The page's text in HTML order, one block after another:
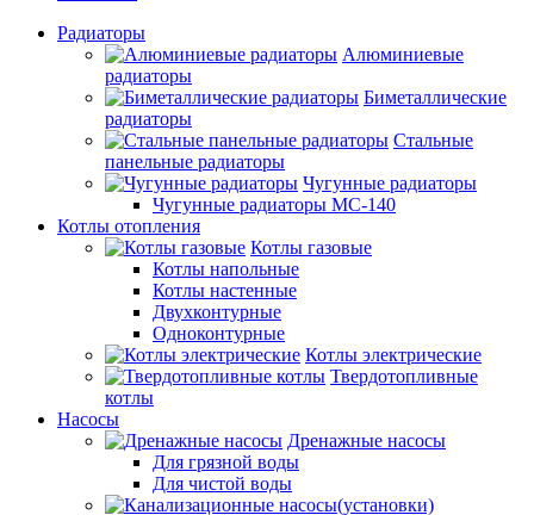
Радиаторы
Алюминиевые
радиаторы
Биметаллические
радиаторы
Стальные
панельные радиаторы
Чугунные радиаторы
Чугунные радиаторы МС-140
Котлы отопления
Котлы газовые
Котлы напольные
Котлы настенные
Двухконтурные
Одноконтурные
Котлы электрические
Твердотопливные
котлы
Насосы
Дренажные насосы
Для грязной воды
Для чистой воды